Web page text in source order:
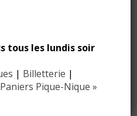
tous les lundis soir
| Billetterie |
Pique-Nique »